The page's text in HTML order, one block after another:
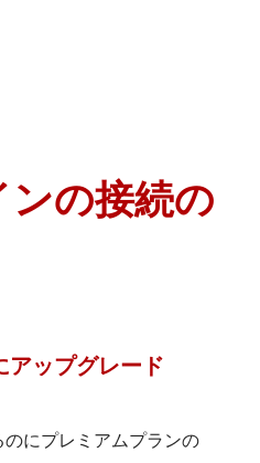
の接続の
アップグレード
にプレミアムプランの